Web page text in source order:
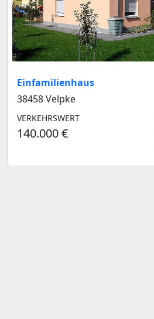
Einfamilienhaus
38458 Velpke
VERKEHRSWERT
140.000 €